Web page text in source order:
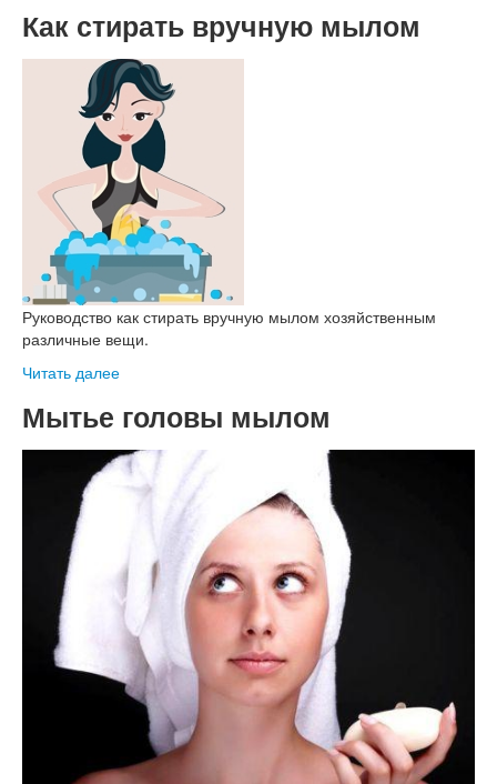
Как стирать вручную мылом
Руководство как стирать вручную мылом хозяйственным
различные вещи.
Читать далее
Мытье головы мылом